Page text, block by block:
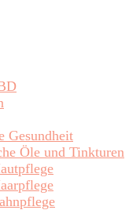
Gesundheit
Öle und Tinkturen